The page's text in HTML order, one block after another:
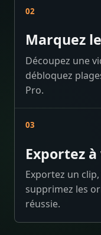
02
Marquez
Découpez une
débloquez
Pro.
03
Exportez
Exportez un
supprimez les
réussie.